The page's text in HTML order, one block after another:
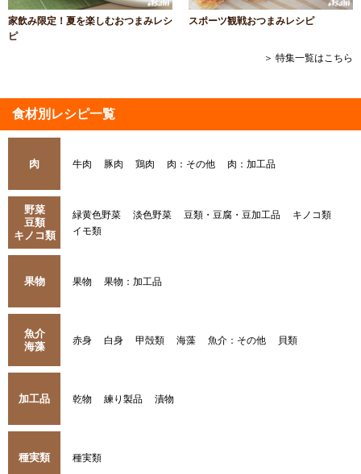
家飲み限定！夏を楽しむおつまみレシ
ピ
スポーツ観戦おつまみレシピ
＞ 特集一覧はこちら
食材別レシピ一覧
肉 牛肉 豚肉 鶏肉 肉：その他 肉：加工品
野菜
豆類
キノコ類
緑黄色野菜 淡色野菜 豆類・豆腐・豆加工品
キノコ類
イモ類
果物 果物 果物：加工品
魚介
海藻
赤身 白身 甲殻類 海藻 魚介：その他 貝類
加工品 乾物 練り製品 漬物
種実類 種実類